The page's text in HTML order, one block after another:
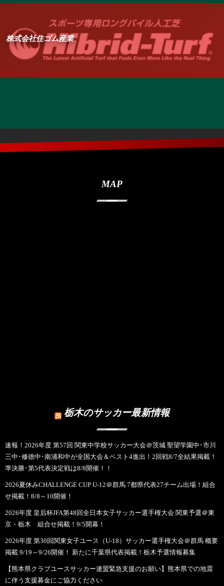
株式会社住ゴム産業
MAP
栃木のサッカー最新情報
速報！2026年度 第57回 関東中学校サッカー大会＠茨城 聖望学園中･市川
三中･修徳中･南浦和中が全国大会＆ベスト4進出！2回戦8/7全結果掲載！
準決勝･第5代表決定戦は8/8開催！！
2026夏休みCHALLENGE CUP U-12＠群馬 7都県代表27チーム出場！組合
せ掲載！8/8～10開催！
2026年度 皇后杯JFA第48回全日本女子サッカー選手権大会 関東予選＠東
京・栃木 組合せ掲載！9/5開幕！
2026年度 第30回関東女子ユース（U-18）サッカー選手権大会＠群馬 概要
掲載 9/19～9/26開催！ 新たに千葉県代表掲載！栃木予選情報募集
【熊本県クラブユースサッカー連盟緊急支援のお願い】熊本県での地震
に伴う支援募金にご協力ください